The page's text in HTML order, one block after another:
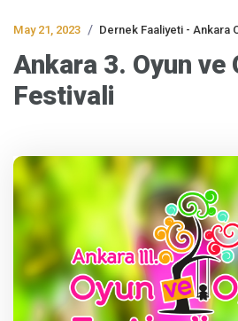
May 21, 2023 / Dernek Faaliyeti - Ankara
Ankara 3. Oyun ve
Festivali